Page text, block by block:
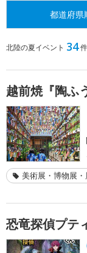
都道府県
北陸の夏イベント 34
越前焼『陶ふ
美術展・博物展・
恐竜探偵プテ